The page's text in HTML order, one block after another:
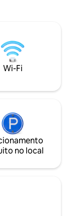
I-95, a 30 minutos
horas de Orlando
praia. Um retiro
à sua porta -
Wi-Fi
no local